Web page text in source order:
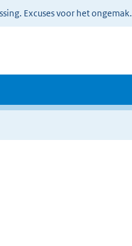
Excuses voor het ongemak.